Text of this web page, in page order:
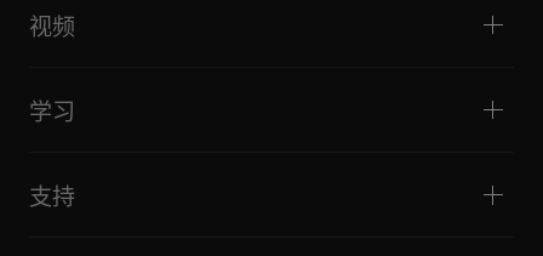
DJ采样器
DJ效果器
监听扬声器
便携式DJ扬声器
直播
酒吧与小型场地
唱盘主义与对决
音乐制作
视频
教程
技巧和窍门
文化
纪录片
学习
推荐给 Hip Hop DJ 的设备
Bridge Blog Tips
支持